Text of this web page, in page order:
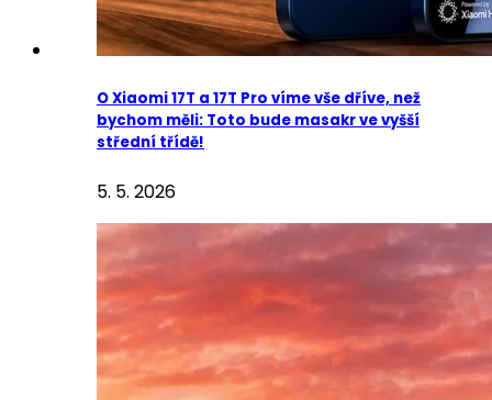
O Xiaomi 17T a 17T Pro víme vše dříve, než
bychom měli: Toto bude masakr ve vyšší
střední třídě!
5. 5. 2026